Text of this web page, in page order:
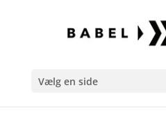
Vælg en side